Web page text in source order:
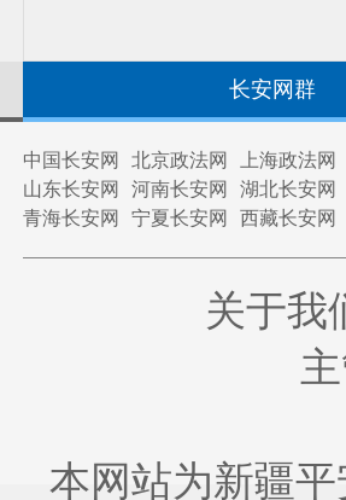
长安网群
中国长安网 北京政法网 上海政法网
山东长安网
河南长安网 湖北长安网
青海长安网
宁夏长安网 西藏长安网
关于我
本网站为新疆